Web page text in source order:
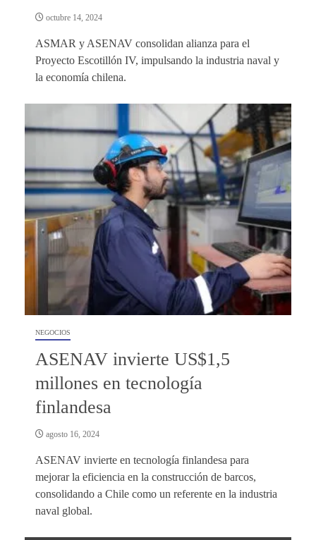
octubre 14, 2024
ASMAR y ASENAV consolidan alianza para el
Proyecto Escotillón IV, impulsando la industria naval y
la economía chilena.
NEGOCIOS
ASENAV invierte US$1,5
millones en tecnología
finlandesa
agosto 16, 2024
ASENAV invierte en tecnología finlandesa para
mejorar la eficiencia en la construcción de barcos,
consolidando a Chile como un referente en la industria
naval global.